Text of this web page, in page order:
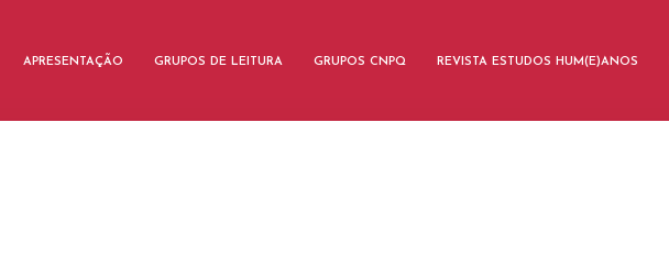
APRESENTAÇÃO GRUPOS DE LEITURA GRUPOS CNPQ REVISTA ESTUDOS HUM(E)ANOS